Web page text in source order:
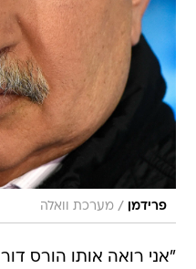
פרידמן / מערכת וואלה
"אני רואה אותו הורס